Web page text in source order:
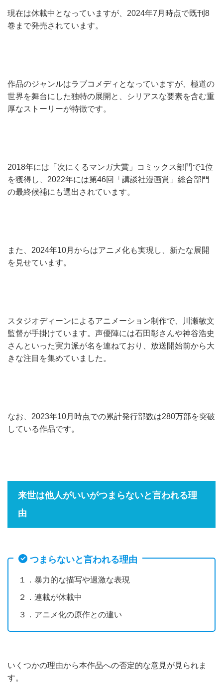
現在は休載中となっていますが、2024年7月時点で既刊8
巻まで発売されています。
作品のジャンルはラブコメディとなっていますが、極道の
世界を舞台にした独特の展開と、シリアスな要素を含む重
厚なストーリーが特徴です。
2018年には「次にくるマンガ大賞」コミックス部門で1位
を獲得し、2022年には第46回「講談社漫画賞」総合部門
の最終候補にも選出されています。
また、2024年10月からはアニメ化も実現し、新たな展開
を見せています。
スタジオディーンによるアニメーション制作で、川瀬敏文
監督が手掛けています。声優陣には石田彰さんや神谷浩史
さんといった実力派が名を連ねており、放送開始前から大
きな注目を集めていました。
なお、2023年10月時点での累計発行部数は280万部を突破
している作品です。
来世は他人がいいがつまらないと言われる理
由
つまらないと言われる理由
１．暴力的な描写や過激な表現
２．連載が休載中
３．アニメ化の原作との違い
いくつかの理由から本作品への否定的な意見が見られま
す。